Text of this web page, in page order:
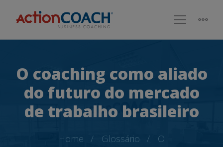
O coaching como aliado
do futuro do mercado
de trabalho brasileiro
Home Glossário
O